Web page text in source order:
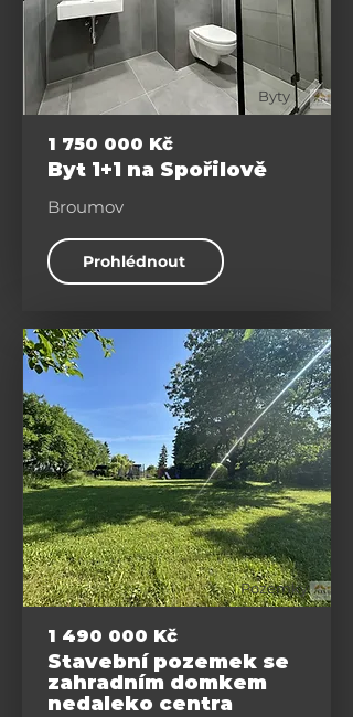
Byty
1 750 000 Kč
Byt 1+1 na Spořilově
Broumov
Prohlédnout
Pozemky
1 490 000 Kč
Stavební pozemek se
zahradním domkem
nedaleko centra